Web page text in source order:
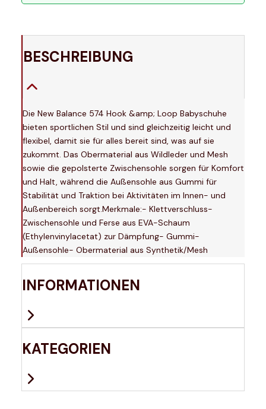
BESCHREIBUNG
Die New Balance 574 Hook &amp; Loop Babyschuhe
bieten sportlichen Stil und sind gleichzeitig leicht und
flexibel, damit sie für alles bereit sind, was auf sie
zukommt. Das Obermaterial aus Wildleder und Mesh
sowie die gepolsterte Zwischensohle sorgen für Komfort
und Halt, während die Außensohle aus Gummi für
Stabilität und Traktion bei Aktivitäten im Innen- und
Außenbereich sorgt.Merkmale:- Klettverschluss-
Zwischensohle und Ferse aus EVA-Schaum
(Ethylenvinylacetat) zur Dämpfung- Gummi-
Außensohle- Obermaterial aus Synthetik/Mesh
INFORMATIONEN
KATEGORIEN